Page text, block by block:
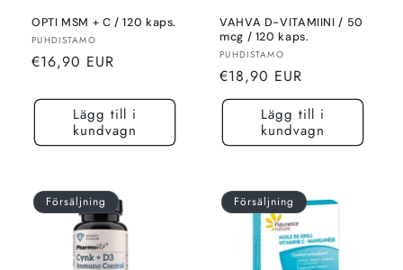
OPTI MSM + C / 120 kaps.
Säljare:
PUHDISTAMO
Normalt
€16,90 EUR
Lägg till i
kundvagn
VAHVA D-VITAMIINI / 50
mcg / 120 kaps.
Säljare:
PUHDISTAMO
Normalt
pris
€18,90 EUR
Lägg till i
kundvagn
Försäljning Försäljning